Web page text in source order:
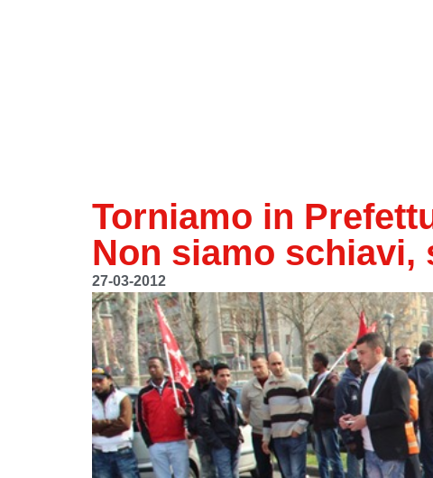
Torniamo in
Non siamo schiavi,
27-03-2012